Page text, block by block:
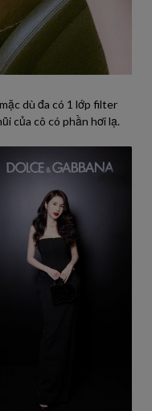
dù đa có 1 lớp filter
của cô có phần hơi lạ.